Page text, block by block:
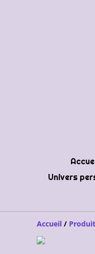
Univers
Accueil /